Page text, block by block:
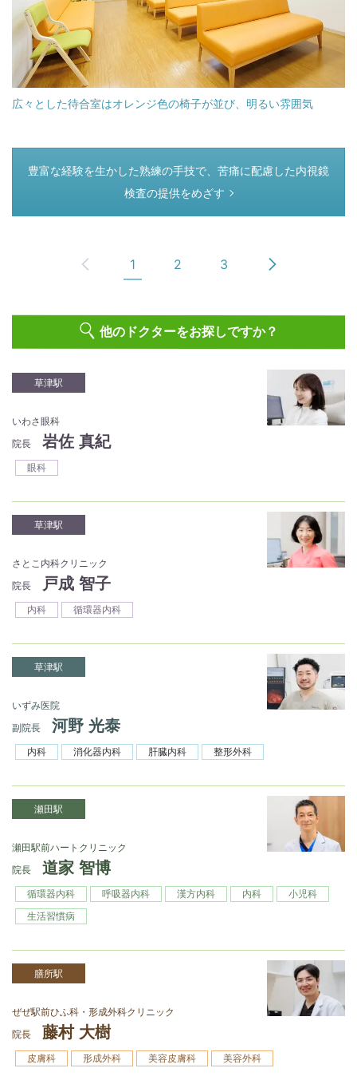
広々とした待合室はオレンジ色の椅子が並び、明るい雰囲気
つぎのページ
豊富な経験を生かした熟練の手技で、苦痛に配慮した内視鏡
検査の提供をめざす
1 2 3
他のドクターをお探しですか？
草津駅
いわさ眼科
院長
岩佐 真紀
眼科
草津駅
さとこ内科クリニック
院長
戸成 智子
内科 循環器内科
草津駅
いずみ医院
副院長
河野 光泰
内科 消化器内科 肝臓内科 整形外科
瀬田駅
瀬⽥駅前ハートクリニック
院長
道家 智博
循環器内科 呼吸器内科 漢⽅内科 内科
⼩児科
⽣活習慣病
膳所駅
ぜぜ駅前ひふ科・形成外科クリニック
院長
藤村 大樹
皮膚科 形成外科 美容皮膚科 美容外科